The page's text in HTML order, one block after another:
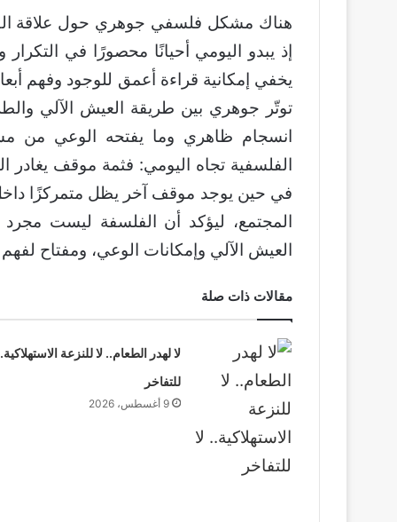
هناك مشكل فلسفي جوهري حول علاقة
إذ يبدو اليومي أحيانًا محصورًا في التكرار
يخفي إمكانية قراءة أعمق للوجود وفهم
توتّر جوهري بين طريقة العيش الآلي
انسجام ظاهري وما يفتحه الوعي من
الفلسفية تجاه اليومي: فثمة موقف يغادر
في حين يوجد موقف آخر يظل متمركزًا
المجتمع، ليؤكد أن الفلسفة ليست
العيش الآلي وإمكانات الوعي، ومفتاح
مقالات ذات صلة
لا لهدر الطعام.. لا للنزعة
للتفاخر
9 أغسطس، 2026